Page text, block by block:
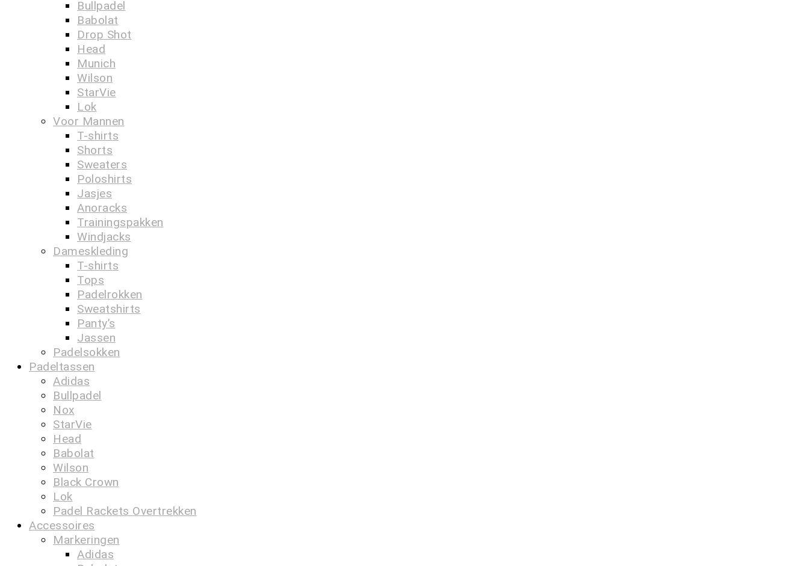
Bullpadel
Babolat
Drop Shot
Head
Munich
Wilson
StarVie
Lok
Voor Mannen
T-shirts
Shorts
Sweaters
Poloshirts
Jasjes
Anoracks
Trainingspakken
Windjacks
Dameskleding
T-shirts
Tops
Padelrokken
Sweatshirts
Panty’s
Jassen
Padelsokken
Padeltassen
Adidas
Bullpadel
Nox
StarVie
Head
Babolat
Wilson
Black Crown
Lok
Padel Rackets Overtrekken
Accessoires
Markeringen
Adidas